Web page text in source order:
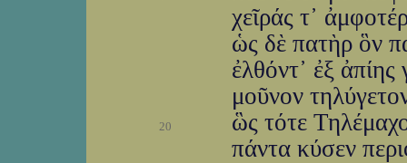
χεῖράς τ᾽
ὡς δὲ πατὴρ ὃν
ἐλθόντ᾽ ἐξ ἀπίης
μοῦνον
20
ὣς τότε
πάντα κύσεν